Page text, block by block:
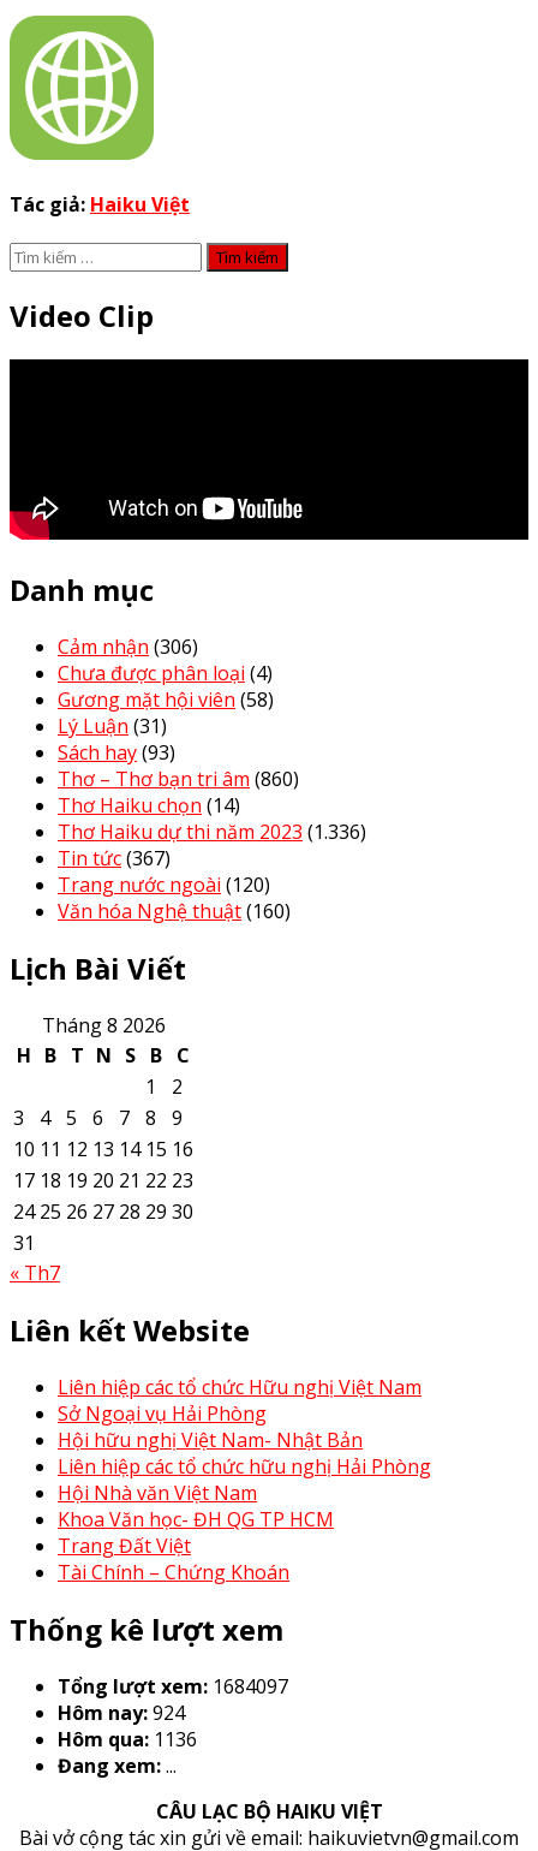
Tác giả: Haiku Việt
Tìm
cho:
Video Clip
Danh mục
Cảm nhận (306)
Chưa được phân loại (4)
Gương mặt hội viên (58)
Lý Luận (31)
Sách hay(93)
Thơ – Thơ bạn tri âm (860)
Thơ Haiku chọn (14)
Thơ Haiku dự thi năm 2023 (1.336)
Tin tức(367)
Trang nước ngoài (120)
Văn hóa Nghệ thuật(160)
Lịch Bài Viết
Tháng 8 2026
H B T N S B C
1
2
3
4 5 6 7 8
9
10 11 12 13 14 15 16
17 18 19 20 21 22 23
24 25 26 27 28 29 30
31
« Th7
Liên kết Website
Liên hiệp các tổ chức Hữu nghị Việt Nam
Sở Ngoại vụ Hải Phòng
Hội hữu nghị Việt Nam- Nhật Bản
Liên hiệp các tổ chức hữu nghị Hải Phòng
Hội Nhà văn Việt Nam
Khoa Văn học- ĐH QG TP HCM
Trang Đất Việt
Tài Chính – Chứng Khoán
Thống kê lượt xem
Tổng lượt xem: 1684097
Hôm nay:924
Hôm qua: 1136
Đang xem:...
CÂU LẠC BỘ HAIKU VIỆT
Bài vở cộng tác xin gửi về email: haikuvietvn@gmail.com